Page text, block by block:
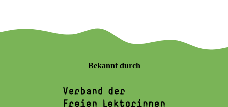
Bekannt durch